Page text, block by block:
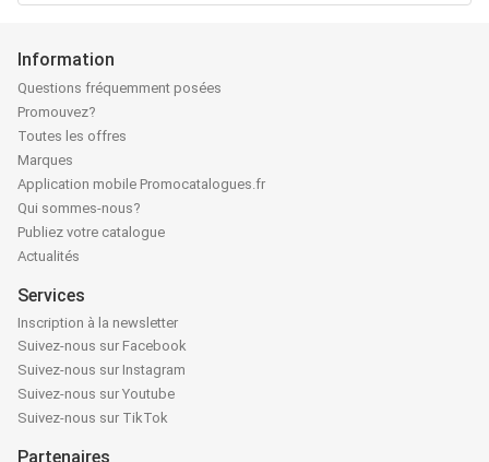
Information
Questions fréquemment posées
Promouvez?
Toutes les offres
Marques
Application mobile Promocatalogues.fr
Qui sommes-nous?
Publiez votre catalogue
Actualités
Services
Inscription à la newsletter
Suivez-nous sur Facebook
Suivez-nous sur Instagram
Suivez-nous sur Youtube
Suivez-nous sur TikTok
Partenaires